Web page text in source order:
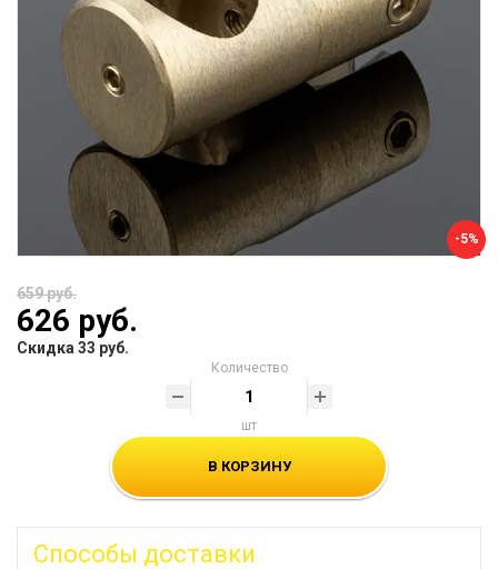
-5%
659 руб.
626 руб.
Скидка 33 руб.
Количество
шт
В КОРЗИНУ
Способы доставки